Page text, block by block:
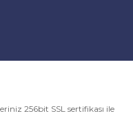
256bit SSL sertifikası ile